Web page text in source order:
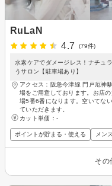
RuLaN
4.7
(79件)
水素ケアでダメージレス！ナチュ
うサロン【駐車場あり】
アクセス：阪急今津線 門戸厄
場をご用意しております。お店
場5番6番になります。空いてな
ていただきます。
カット単価： -
ポイントが貯まる・使える メン
その